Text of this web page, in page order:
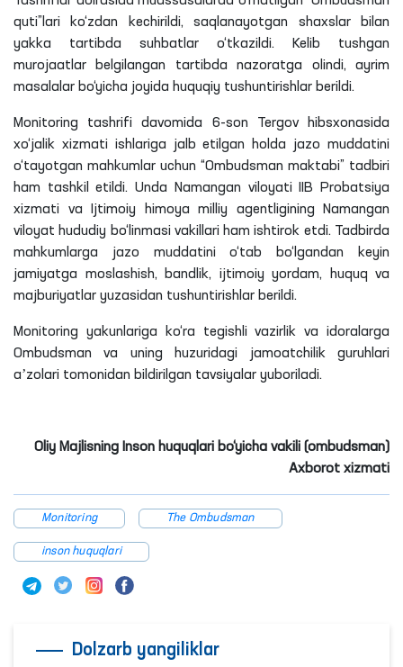
quti”lari ko‘zdan kechirildi, saqlanayotgan shaxslar bilan
yakka tartibda suhbatlar o‘tkazildi. Kelib tushgan
murojaatlar belgilangan tartibda nazoratga olindi, ayrim
masalalar bo‘yicha joyida huquqiy tushuntirishlar berildi.
Monitoring tashrifi davomida 6-son Tergov hibsxonasida
xo‘jalik xizmati ishlariga jalb etilgan holda jazo muddatini
o‘tayotgan mahkumlar uchun “Ombudsman maktabi” tadbiri
ham tashkil etildi. Unda Namangan viloyati IIB Probatsiya
xizmati va Ijtimoiy himoya milliy agentligining Namangan
viloyat hududiy bo‘linmasi vakillari ham ishtirok etdi. Tadbirda
mahkumlarga jazo muddatini o‘tab bo‘lgandan keyin
jamiyatga moslashish, bandlik, ijtimoiy yordam, huquq va
majburiyatlar yuzasidan tushuntirishlar berildi.
Monitoring yakunlariga ko‘ra tegishli vazirlik va idoralarga
Ombudsman va uning huzuridagi jamoatchilik guruhlari
aʼzolari tomonidan bildirilgan tavsiyalar yuboriladi.
Oliy Majlisning Inson huquqlari bo‘yicha vakili (ombudsman)
Axborot xizmati
Monitoring The Ombudsman
inson huquqlari
Dolzarb yangiliklar